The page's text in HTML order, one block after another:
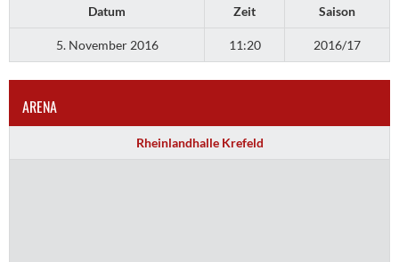
Datum Zeit Saison
5. November 2016 11:20 2016/17
ARENA
Rheinlandhalle Krefeld